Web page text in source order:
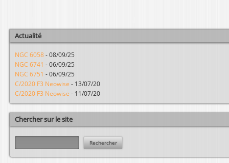
Actualité
NGC 6058 - 08/09/25
NGC 6741 - 06/09/25
NGC 6751 - 06/09/25
C/2020 F3 Neowise - 13/07/20
C/2020 F3 Neowise - 11/07/20
Chercher sur le site
R
e
c